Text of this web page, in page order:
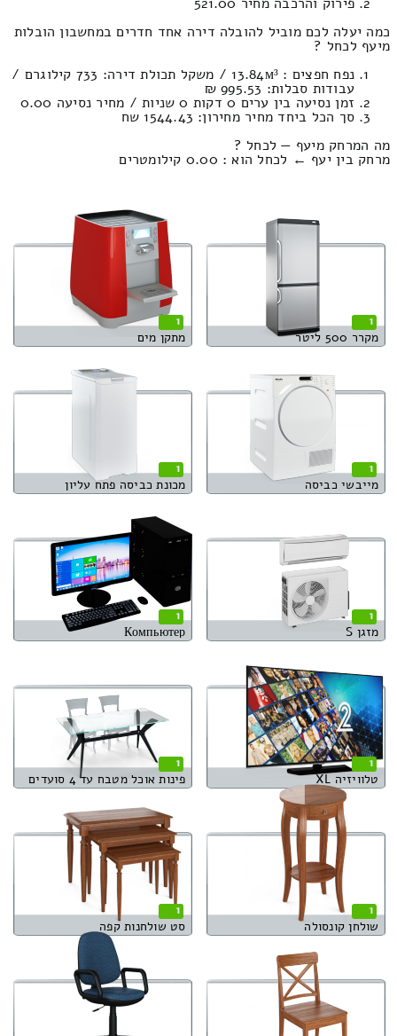
כמה יעלה לכם מוביל להובלה דירה אחד חדרים במחשבון הובלות
מיעף לכחל ?
נפח חפצים : 13.84м³ / משקל תכולת דירה: 733 קילוגרם /
עבודות סבלות: 995.53 ₪
זמן נסיעה בין ערים 0 דקות 0 שניות / מחיר נסיעה 0.00
סך הכל ביחד מחיר מחירון: 1544.43 שח
מה המרחק מיעף — לכחל ?
מרחק בין יעף ← לכחל הוא : 0.00 קילומטרים
1
מקרר 500 ליטר
1
מתקן מים
1
מייבשי כביסה
1
מכונת כביסה פתח עליון
1
מזגן S
1
Компьютер
1
טלוויזיה XL
1
פינות אוכל מטבח עד 4 סועדים
1
שולחן קונסולה
1
סט שולחנות קפה